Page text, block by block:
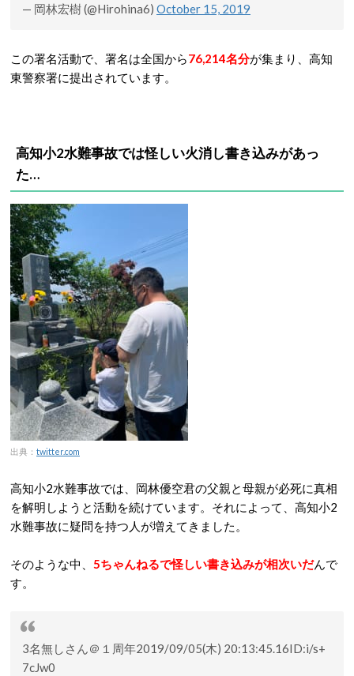
— 岡林宏樹 (@Hirohina6) October 15, 2019
この署名活動で、署名は全国から76,214名分が集まり、高知
東警察署に提出されています。
高知小2水難事故では怪しい火消し書き込みがあっ
た…
出典： twitter.com
高知小2水難事故では、岡林優空君の父親と母親が必死に真相
を解明しようと活動を続けています。それによって、高知小2
水難事故に疑問を持つ人が増えてきました。
そのような中、 5ちゃんねるで怪しい書き込みが相次いだんで
す。
3名無しさん＠１周年2019/09/05(木) 20:13:45.16ID:i/s+
7cJw0